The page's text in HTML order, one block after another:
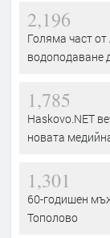
2,196
Голяма част
водоподаване
1,785
Haskovo.NET
новата
1,301
60-годишен
Тополово